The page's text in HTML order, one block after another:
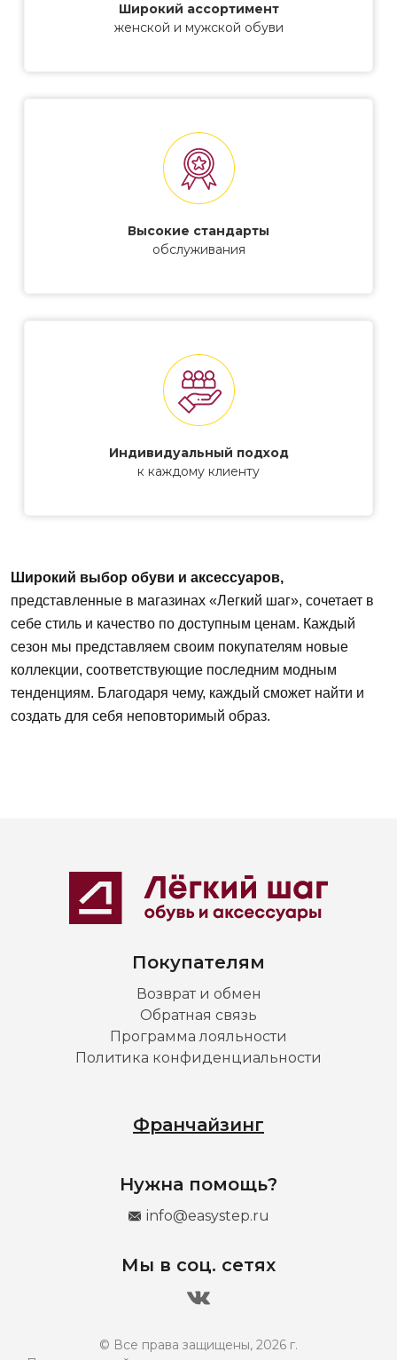
Широкий ассортимент
женской и мужской обуви
Высокие стандарты
обслуживания
Индивидуальный подход
к каждому клиенту
Широкий выбор обуви и аксессуаров,
представленные в магазинах «Легкий шаг», сочетает в
себе стиль и качество по доступным ценам. Каждый
сезон мы представляем своим покупателям новые
коллекции, соответствующие последним модным
тенденциям. Благодаря чему, каждый сможет найти и
создать для себя неповторимый образ.
Покупателям
Возврат и обмен
Обратная связь
Программа лояльности
Политика конфиденциальности
Франчайзинг
Нужна помощь?
info@easystep.ru
Мы в соц. сетях
© Все права защищены, 2026 г.